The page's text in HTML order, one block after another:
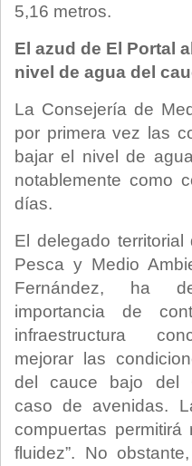
5,16 metros.
El azud de El Portal
nivel de agua del
La Consejería de
por primera vez las
bajar el nivel de
notablemente como
días.
El delegado territorial
Pesca y Medio
Fernández, ha
importancia de
infraestructura
mejorar las
del cauce bajo del
caso de avenidas.
compuertas
fluidez”. No